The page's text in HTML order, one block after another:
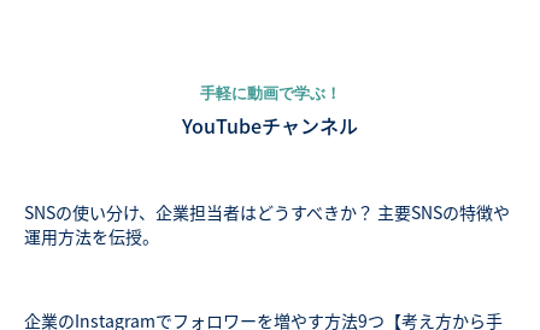
手軽に動画で学ぶ！
YouTubeチャンネル
SNSの使い分け、企業担当者はどうすべきか？ 主要SNSの特徴や
運用方法を伝授。
企業のInstagramでフォロワーを増やす方法9つ【考え方から手